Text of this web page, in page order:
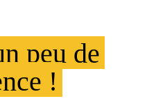
peu de
!